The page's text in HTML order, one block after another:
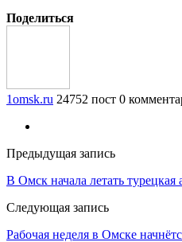
Поделиться
1omsk.ru 24752 пост 0
Предыдущая запись
В Омск начала летать турецкая
Следующая запись
Рабочая неделя в Омске